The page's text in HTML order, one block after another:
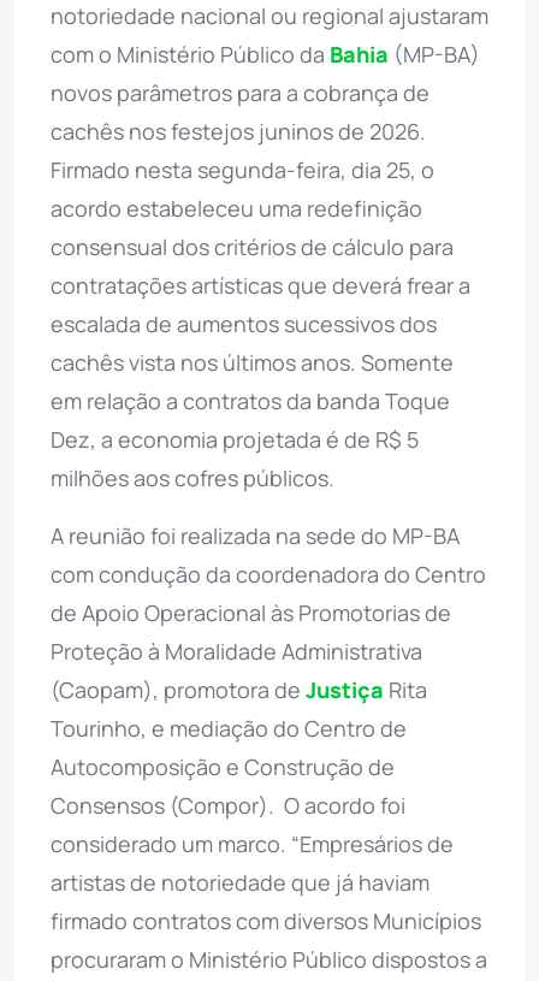
notoriedade nacional ou regional ajustaram
com o Ministério Público da Bahia (MP-BA)
novos parâmetros para a cobrança de
cachês nos festejos juninos de 2026.
Firmado nesta segunda-feira, dia 25, o
acordo estabeleceu uma redefinição
consensual dos critérios de cálculo para
contratações artísticas que deverá frear a
escalada de aumentos sucessivos dos
cachês vista nos últimos anos. Somente
em relação a contratos da banda Toque
Dez, a economia projetada é de R$ 5
milhões aos cofres públicos.
A reunião foi realizada na sede do MP-BA
com condução da coordenadora do Centro
de Apoio Operacional às Promotorias de
Proteção à Moralidade Administrativa
(Caopam), promotora de Justiça Rita
Tourinho, e mediação do Centro de
Autocomposição e Construção de
Consensos (Compor). O acordo foi
considerado um marco. “Empresários de
artistas de notoriedade que já haviam
firmado contratos com diversos Municípios
procuraram o Ministério Público dispostos a